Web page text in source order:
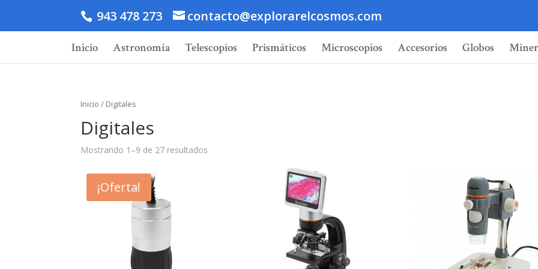
943 478 273 contacto@explorarelcosmos.com
Inicio Astronomía Telescopios Prismáticos Microscopios Accesorios Globos
Inicio / Digitales
Digitales
Mostrando 1–9 de 27 resultados
¡Oferta!